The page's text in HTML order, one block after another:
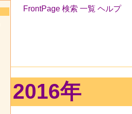
FrontPage 検索 一覧 ヘルプ
2016年